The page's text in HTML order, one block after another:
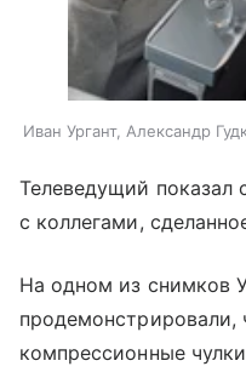
Иван Ургант, Александр
Телеведущий показал
с коллегами,
На одном из снимков
продемонстрировали,
компрессионные